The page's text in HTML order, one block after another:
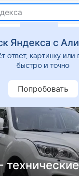
X60
технические
Яндекса с
ответ, картинку
быстро и точно
Попробовать